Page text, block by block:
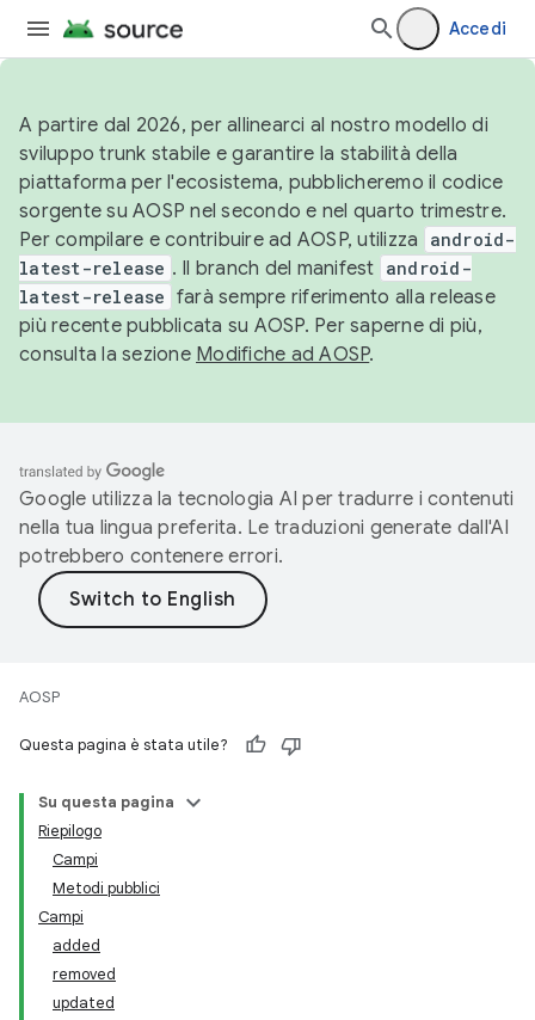
Accedi
A partire dal 2026, per allinearci al nostro modello di
sviluppo trunk stabile e garantire la stabilità della
piattaforma per l'ecosistema, pubblicheremo il codice
sorgente su AOSP nel secondo e nel quarto trimestre.
Per compilare e contribuire ad AOSP, utilizza
android-
latest-release . Il branch del manifest android-
latest-release farà sempre riferimento alla release
più recente pubblicata su AOSP. Per saperne di più,
consulta la sezione Modifiche ad AOSP.
Google utilizza la tecnologia AI per tradurre i contenuti
nella tua lingua preferita. Le traduzioni generate dall'AI
potrebbero contenere errori.
AOSP
Questa pagina è stata utile?
Su questa pagina
Riepilogo
Campi
Metodi pubblici
Campi
added
removed
updated